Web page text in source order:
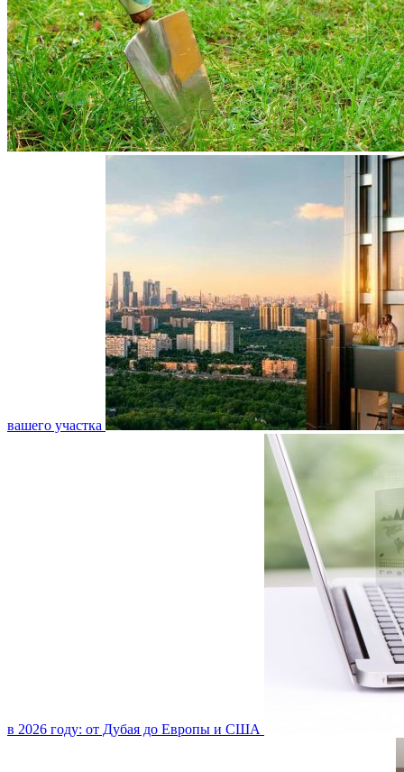
вашего участка
в 2026 году: от Дубая до Европы и США